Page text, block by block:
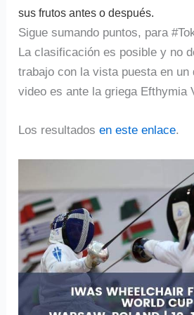
sus frutos antes o después.
Sigue sumando puntos, para
La clasificación es posible y no
trabajo con la vista puesta en
video es ante la griega Efthymia
Los resultadosen este enlace.